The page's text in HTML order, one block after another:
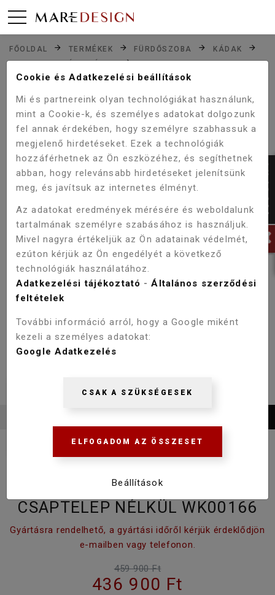
FŐOLDAL TERMÉKEK FÜRDŐSZOBA
KÁDAK
HIDROMASSZÁZS KÁDAK
WELLIS BLED HYDRO 150 CSAPTELEP NÉLKÜL WK00166
WELLIS BLED HYDRO 150
CSAPTELEP NÉLKÜL WK00166
Gyártásra rendelhető, a gyártási időről kérjük érdeklődjön
e-mailben vagy telefonon.
459 900 Ft
436 900 Ft
Cookie és Adatkezelési beállítások
Mi és partnereink olyan technológiákat használunk,
mint a Cookie-k, és személyes adatokat dolgozunk
fel annak érdekében, hogy személyre szabhassuk a
megjelenő hirdetéseket. Ezek a technológiák
hozzáférhetnek az Ön eszközéhez, és segíthetnek
abban, hogy relevánsabb hirdetéseket jelenítsünk
meg, és javítsuk az internetes élményt.
Az adatokat eredmények mérésére és weboldalunk
tartalmának személyre szabásához is használjuk.
Mivel nagyra értékeljük az Ön adatainak védelmét,
ezúton kérjük az Ön engedélyét a következő
technológiák használatához.
Adatkezelési tájékoztató -Általános szerződési
feltételek
További információ arról, hogy a Google miként
kezeli a személyes adatokat:
Google Adatkezelés
CSAK A SZÜKSÉGESEK
ELFOGADOM AZ ÖSSZESET
Beállítások